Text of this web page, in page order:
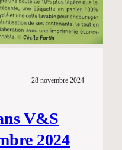
28 novembre 2024
V&S
2024